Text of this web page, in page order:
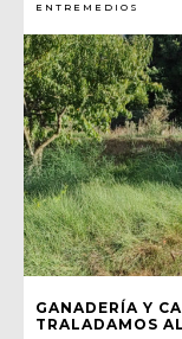
ENTREMEDIOS
GANADERÍA Y
TRALADAMOS